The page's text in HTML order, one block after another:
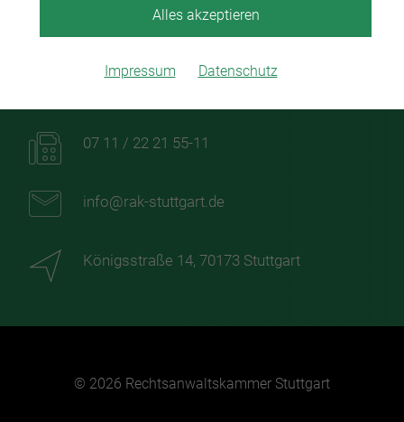
Alles akzeptieren
Impressum Datenschutz
07 11 / 22 21 55-0
07 11 / 22 21 55-11
info@rak-stuttgart.de
Königsstraße 14, 70173 Stuttgart
© 2026 Rechtsanwaltskammer Stuttgart